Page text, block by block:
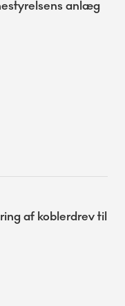
anlæg
af koblerdrev til